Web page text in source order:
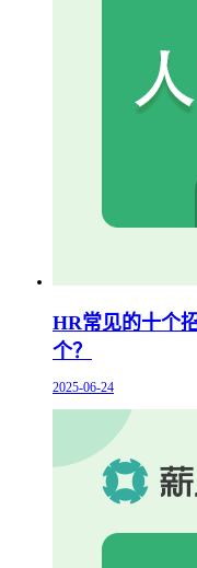
HR常见的十个
个？
2025-06-24